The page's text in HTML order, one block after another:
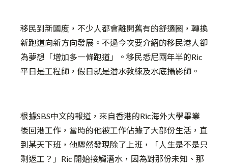
移民到新國度，不少人都會離開舊有的舒適圈，轉換
新跑道向新方向發展。不過今次要介紹的移民港人卻
為夢想「增加多一條跑道」。移民悉尼兩年半的Ric
平日是工程師，假日就是潛水教練及水底攝影師。
根據SBS中文的報道，來自香港的Ric海外大學畢業
後回港工作，當時的他被工作佔據了大部份生活，直
到某天下班，他驟然發現除了上班，「人生是不是只
剩返工？」Ric 開始接觸潛水，因為對那份未知、那